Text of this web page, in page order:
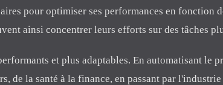
pour optimiser ses performances en fonction
ainsi concentrer leurs efforts sur des tâches
et plus adaptables. En automatisant le
de la santé à la finance, en passant par